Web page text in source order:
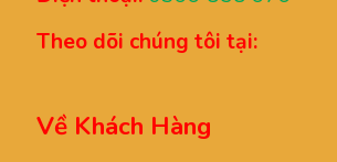
Theo dõi chúng tôi tại:
Về Khách Hàng